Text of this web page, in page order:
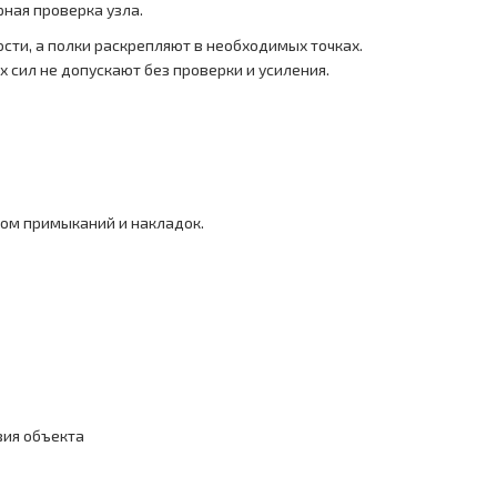
проверка узла.
а полки раскрепляют в необходимых точках.
не допускают без проверки и усиления.
примыканий и накладок.
объекта